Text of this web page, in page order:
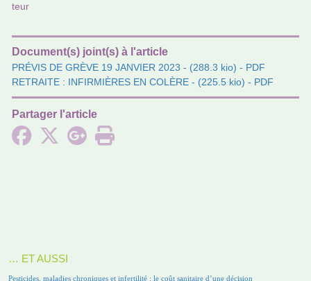
teur
Document(s) joint(s) à l'article
PRÉVIS DE GRÈVE 19 JANVIER 2023 - (288.3 kio) - PDF
RETRAITE : INFIRMIÈRES EN COLÈRE - (225.5 kio) - PDF
Partager l'article
… ET AUSSI
Pesticides, maladies chroniques et infertilité : le coût sanitaire d’une décision